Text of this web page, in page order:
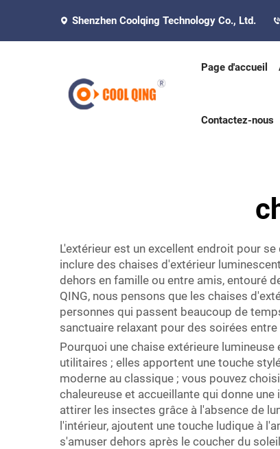
Shenzhen Coolqing Technology Co., Ltd.
Page d'accueil
Contactez-nous
L'extérieur est un excellent endroit pour
inclure des chaises d'extérieur
dehors en famille ou entre amis, entouré
QING, nous pensons que les chaises
personnes qui passent beaucoup de
sanctuaire relaxant pour des soirées
Pourquoi une chaise extérieure
utilitaires ; elles apportent une touche
moderne au classique ; vous pouvez
chaleureuse et accueillante qui donne
attirer les insectes grâce à l'absence de
l'intérieur, ajoutent une touche ludique à
s'amuser dehors après le coucher du